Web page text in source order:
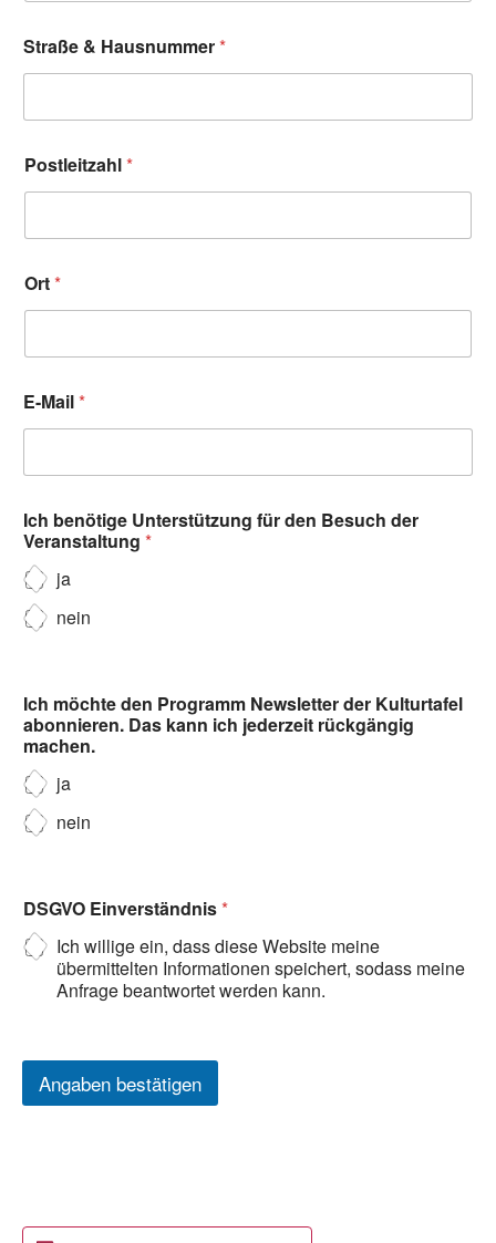
Straße & Hausnummer*
Postleitzahl*
Ort*
E-Mail*
Ich benötige Unterstützung für den Besuch der
Veranstaltung *
ja
nein
Ich möchte den Programm Newsletter der Kulturtafel
abonnieren. Das kann ich jederzeit rückgängig
machen.
ja
nein
DSGVO Einverständnis*
Ich willige ein, dass diese Website meine
übermittelten Informationen speichert, sodass meine
Anfrage beantwortet werden kann.
Angaben bestätigen